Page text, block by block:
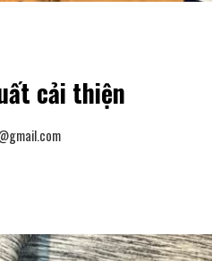
cải thiện